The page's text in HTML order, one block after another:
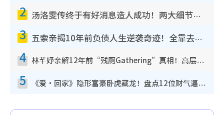
2 汤洛雯传终于有好消息造人成功！两大细节曝孕味极浓引猜测：大肚婆先会咁！
3 五索亲揭10年前负债人生逆袭奇迹！全靠去一地方转运后即遇上马先生
4 林芊妤亲解12年前“残厕Gathering”真相！高层解约一句话重创尊严，至今拒返TVB
5 《爱·回家》隐形富豪卧虎藏龙！盘点12位财气逼人的有钱艺人：这位美女3亿身家不愁做